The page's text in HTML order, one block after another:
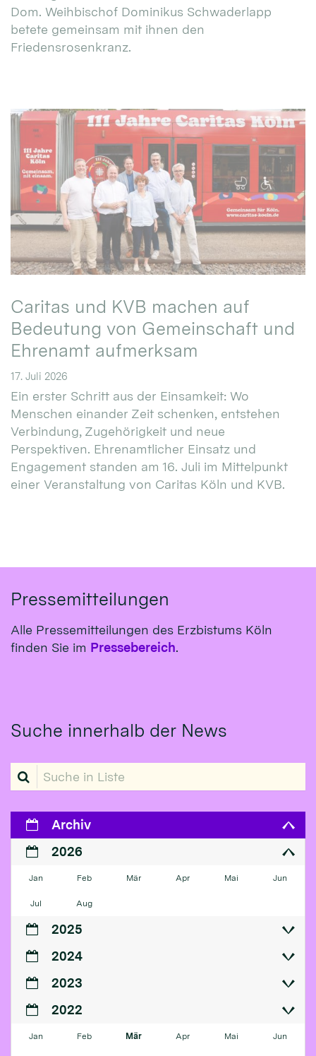
Dom. Weihbischof Dominikus Schwaderlapp
betete gemeinsam mit ihnen den
Friedensrosenkranz.
Caritas und KVB machen auf
Bedeutung von Gemeinschaft und
Ehrenamt aufmerksam
17. Juli 2026
Ein erster Schritt aus der Einsamkeit: Wo
Menschen einander Zeit schenken, entstehen
Verbindung, Zugehörigkeit und neue
Perspektiven. Ehrenamtlicher Einsatz und
Engagement standen am 16. Juli im Mittelpunkt
einer Veranstaltung von Caritas Köln und KVB.
Pressemitteilungen
Alle Pressemitteilungen des Erzbistums Köln
finden Sie im Pressebereich.
Suche innerhalb der News
Suche in Liste
Archiv
2026
Jan Feb Mär Apr Mai Jun
Jul Aug
2025
2024
2023
2022
Jan Feb Mär Apr Mai Jun